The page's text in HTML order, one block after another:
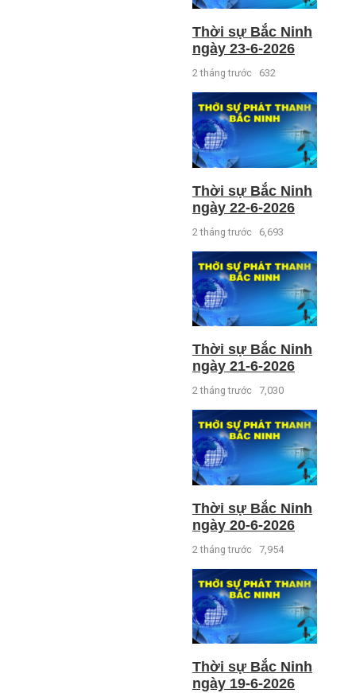
Thời sự Bắc Ninh
ngày 23-6-2026
2 tháng trước 632
Thời sự Bắc Ninh
ngày 22-6-2026
2 tháng trước 6,693
Thời sự Bắc Ninh
ngày 21-6-2026
2 tháng trước 7,030
Thời sự Bắc Ninh
ngày 20-6-2026
2 tháng trước 7,954
Thời sự Bắc Ninh
ngày 19-6-2026